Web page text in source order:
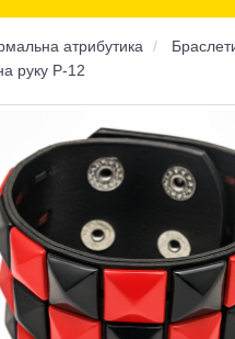
атрибутика
руку P-12